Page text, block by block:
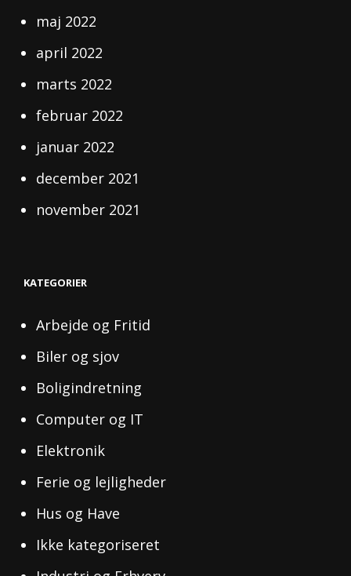
maj 2022
april 2022
marts 2022
februar 2022
januar 2022
december 2021
november 2021
KATEGORIER
Arbejde og Fritid
Biler og sjov
Boligindretning
Computer og IT
Elektronik
Ferie og lejligheder
Hus og Have
Ikke kategoriseret